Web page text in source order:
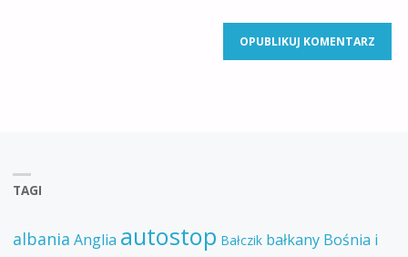
TAGI
albania Anglia autostop Bałczik bałkany Bośnia i